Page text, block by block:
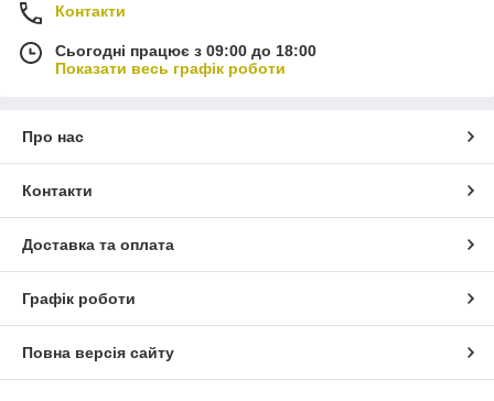
Контакти
Сьогодні працює з 09:00 до 18:00
Показати весь графік роботи
Про нас
Контакти
Доставка та оплата
Графік роботи
Повна версія сайту